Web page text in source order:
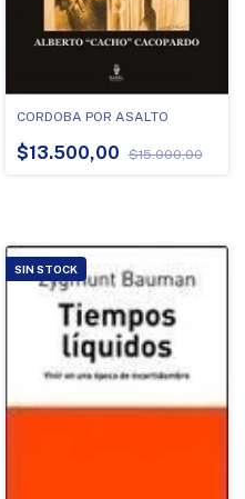
CORDOBA POR ASALTO
$13.500,00 $15.000,00
SIN STOCK